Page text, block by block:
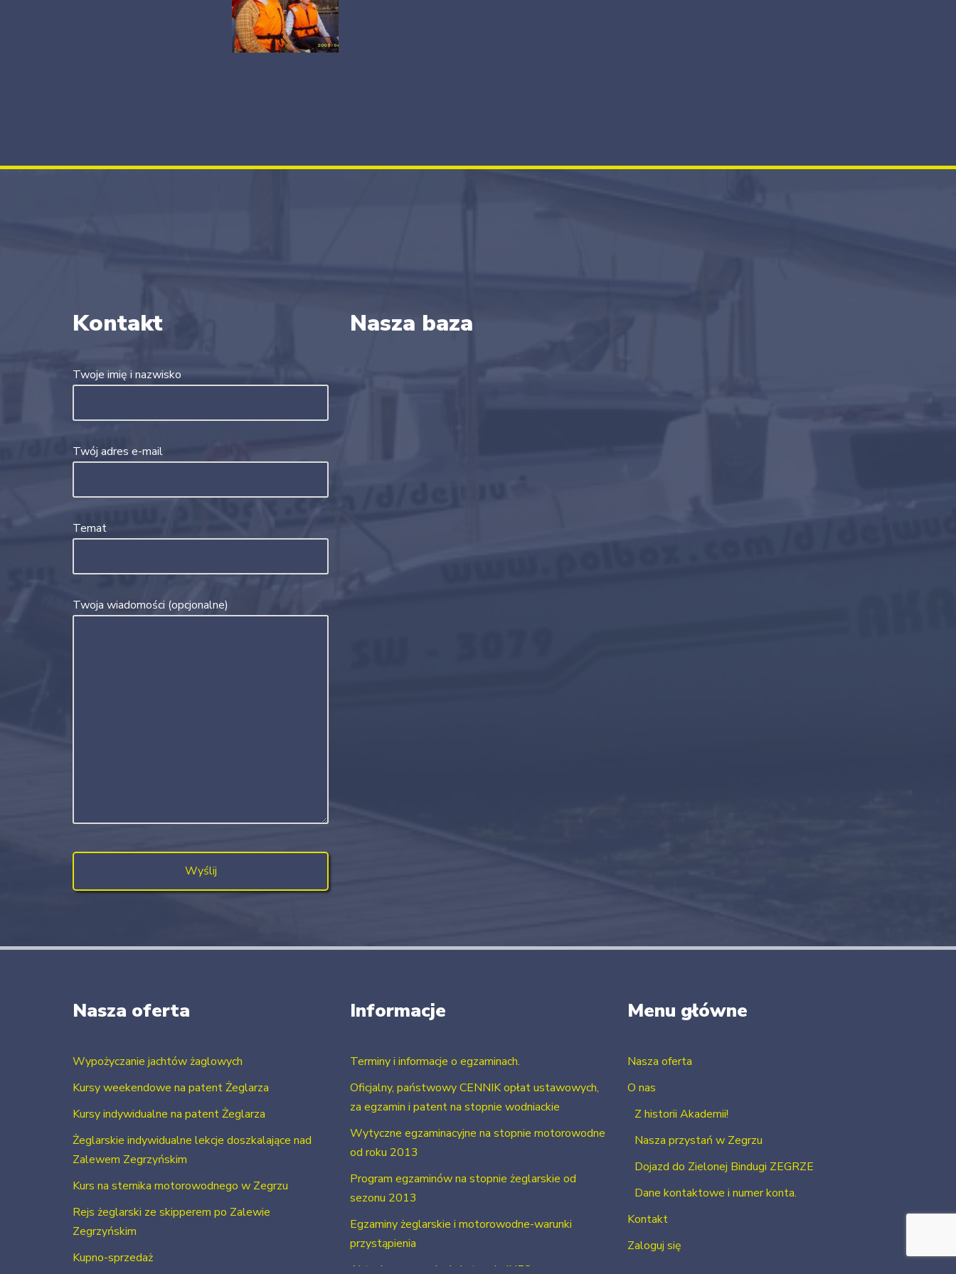
Kontakt
Twoje imię i nazwisko
Twój adres e-mail
Temat
Twoja wiadomości (opcjonalne)
Nasza baza
Nasza oferta
Wypożyczanie jachtów żaglowych
Kursy weekendowe na patent Żeglarza
Kursy indywidualne na patent Żeglarza
Żeglarskie indywidualne lekcje doszkalające nad
Zalewem Zegrzyńskim
Kurs na sternika motorowodnego w Zegrzu
Rejs żeglarski ze skipperem po Zalewie
Zegrzyńskim
Kupno-sprzedaż
Informacje
Terminy i informacje o egzaminach.
Oficjalny, państwowy CENNIK opłat ustawowych,
za egzamin i patent na stopnie wodniackie
Wytyczne egzaminacyjne na stopnie motorowodne
od roku 2013
Program egzaminów na stopnie żeglarskie od
sezonu 2013
Egzaminy żeglarskie i motorowodne-warunki
przystąpienia
Aktualne uprawnienia i stopnie INFO
Menu główne
Nasza oferta
O nas
Z historii Akademii!
Nasza przystań w Zegrzu
Dojazd do Zielonej Bindugi ZEGRZE
Dane kontaktowe i numer konta.
Kontakt
Zaloguj się